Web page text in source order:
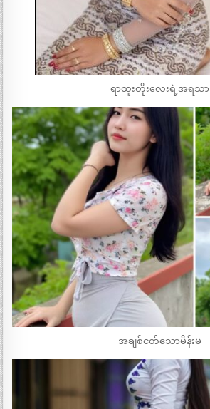
ရာထူးတိုးလေးရဲ့အရသာ
အချစ်ငတ်သောမိန်းမ